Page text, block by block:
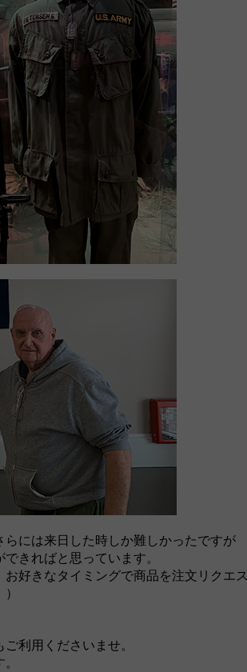
には来日した時しか難しかったですが
きればと思っています。
好きなタイミングで商品を注文リクエ
利用くださいませ。